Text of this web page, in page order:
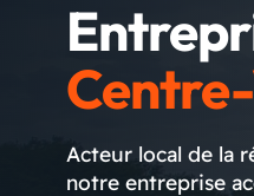
Acteur local de la
notre entreprise